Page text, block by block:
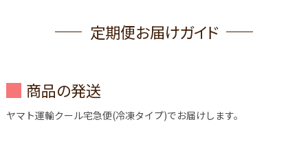
定期便お届けガイド
商品の発送
ヤマト運輸クール宅急便(冷凍タイプ)でお届けします。